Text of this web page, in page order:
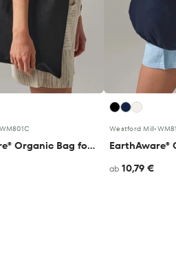
WM801C
EarthAware® Organic Bag for Life - Contrast Handles
Westford Mill•
EarthAware®
ab 10,79 €